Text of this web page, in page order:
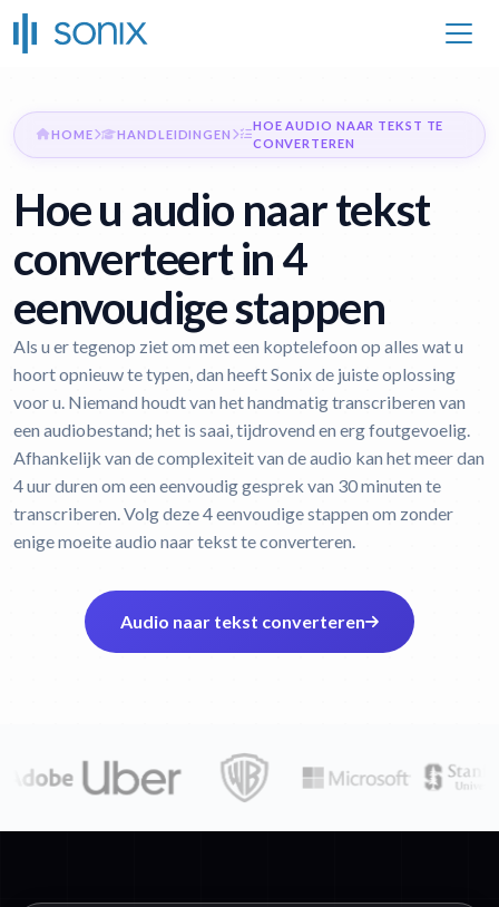
HOME HANDLEIDINGEN
HOE AUDIO NAAR TEKST TE
CONVERTEREN
Hoe u audio naar tekst
converteert in 4
eenvoudige stappen
Als u er tegenop ziet om met een koptelefoon op alles wat u
hoort opnieuw te typen, dan heeft Sonix de juiste oplossing
voor u. Niemand houdt van het handmatig transcriberen van
een audiobestand; het is saai, tijdrovend en erg foutgevoelig.
Afhankelijk van de complexiteit van de audio kan het meer dan
4 uur duren om een eenvoudig gesprek van 30 minuten te
transcriberen. Volg deze 4 eenvoudige stappen om zonder
enige moeite audio naar tekst te converteren.
Audio naar tekst converteren